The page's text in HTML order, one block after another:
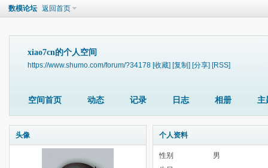
数模论坛 返回首页
xiao7cn的个人空间
https://www.shumo.com/forum/?34178 [收藏] [复制] [分享] [RSS]
空间首页 动态 记录 日志 相册 主
头像 个人资料
性别
男